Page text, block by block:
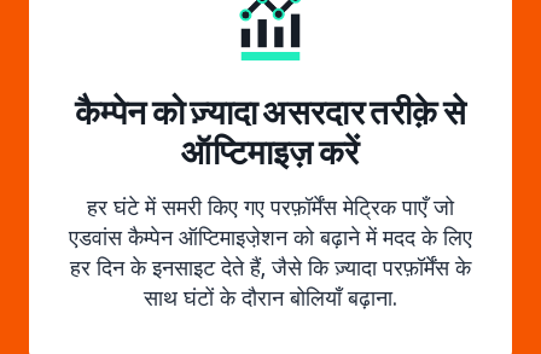
कैम्पेन को ज़्यादा असरदार तरीक़े से
ऑप्टिमाइज़ करें
हर घंटे में समरी किए गए परफ़ॉर्मेंस मेट्रिक पाएँ जो
एडवांस कैम्पेन ऑप्टिमाइजे़शन को बढ़ाने में मदद के लिए
हर दिन के इनसाइट देते हैं, जैसे कि ज़्यादा परफ़ॉर्मेंस के
साथ घंटों के दौरान बोलियाँ बढ़ाना.